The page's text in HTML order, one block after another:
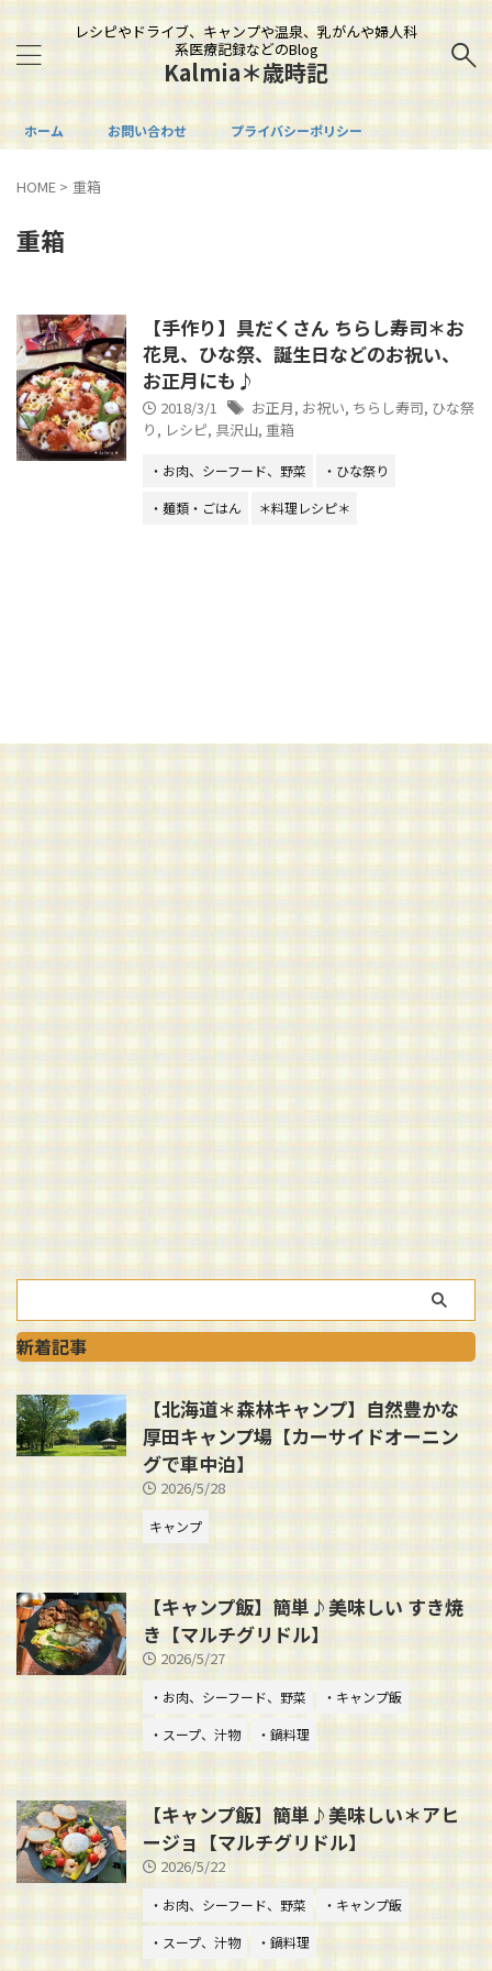
レシピやドライブ、キャンプや温泉、乳がんや婦人科
系医療記録などのBlog
Kalmia＊歳時記
ホーム お問い合わせ プライバシーポリシー
HOME > 重箱
重箱
【手作り】具だくさん ちらし寿司＊お
花見、ひな祭、誕生日などのお祝い、
お正月にも♪
2018/3/1 お正月, お祝い, ちらし寿司, ひな祭
り , レシピ, 具沢山, 重箱
・お肉、シーフード、野菜
・ひな祭り
・麺類・ごはん
＊料理レシピ＊
新着記事
【北海道＊森林キャンプ】自然豊かな
厚田キャンプ場【カーサイドオーニン
グで車中泊】
2026/5/28
キャンプ
【キャンプ飯】簡単♪美味しい すき焼
き【マルチグリドル】
2026/5/27
・お肉、シーフード、野菜
・キャンプ飯
・スープ、汁物
・鍋料理
【キャンプ飯】簡単♪美味しい＊アヒ
ージョ【マルチグリドル】
2026/5/22
・お肉、シーフード、野菜
・キャンプ飯
・スープ、汁物
・鍋料理